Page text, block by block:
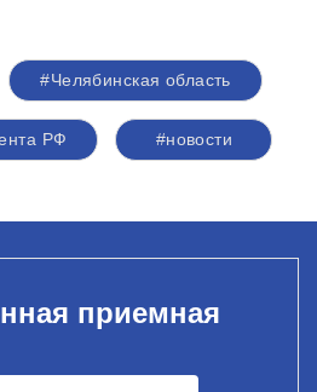
#Челябинская область
РФ #новости
приемная